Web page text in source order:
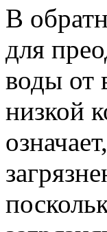
В
для
воды от
низкой